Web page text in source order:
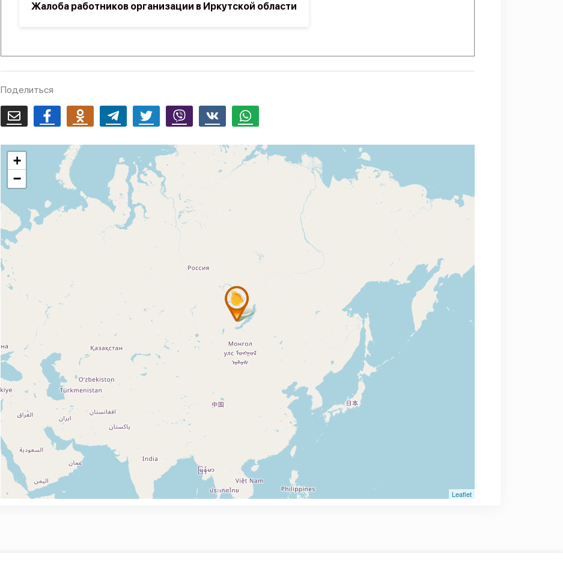
Жалоба работников организации в Иркутской области
Поделиться
Email FacebookOdnoklassnikiTelegram Twitter Viber Whatsapp
+
−
Leaflet